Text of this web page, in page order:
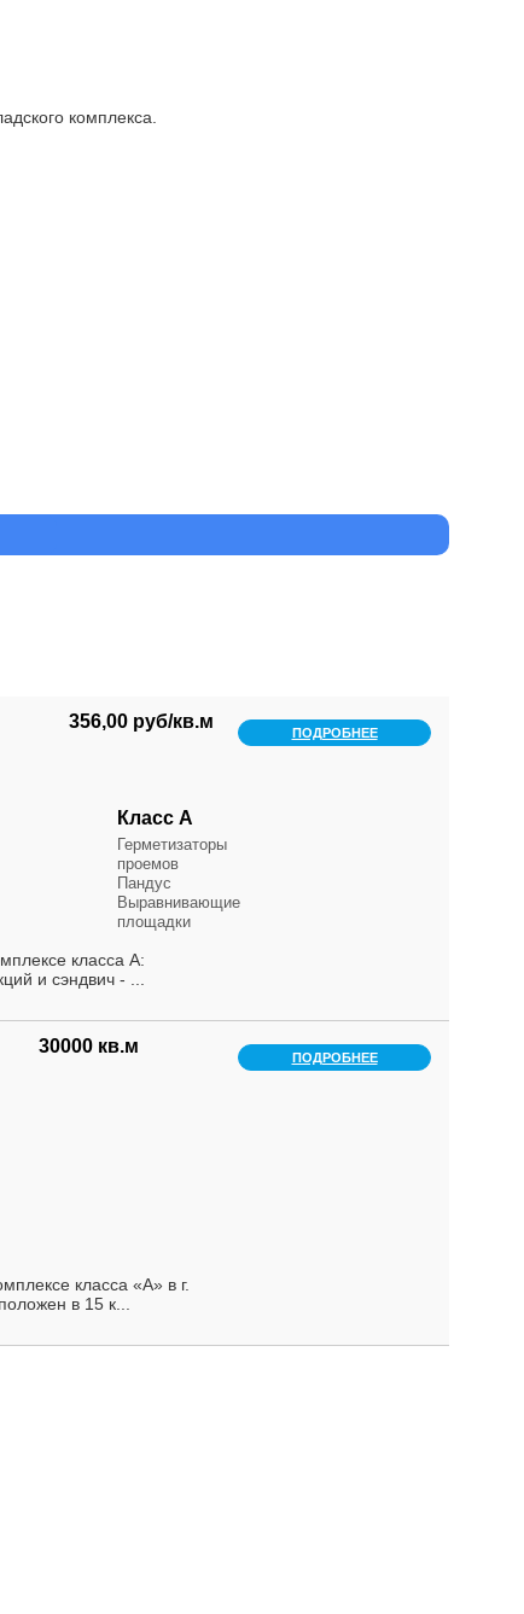
комплекса.
356,00 руб/кв.м
Класс А
Герметизаторы
проемов
Пандус
Выравнивающие
площадки
класса А:
и сэндвич - ...
ПОДРОБНЕЕ
30000 кв.м
класса «А» в г.
в 15 к...
ПОДРОБНЕЕ